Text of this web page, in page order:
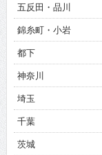
五反田・品川
錦糸町・小岩
都下
神奈川
埼玉
千葉
茨城